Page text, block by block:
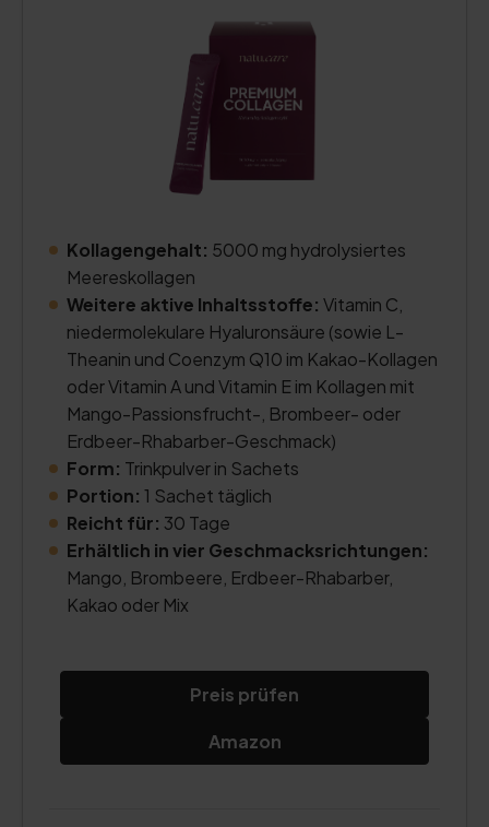
Kollagengehalt: 5000 mg hydrolysiertes
Meereskollagen
Weitere aktive Inhaltsstoffe: Vitamin C,
niedermolekulare Hyaluronsäure (sowie L-
Theanin und Coenzym Q10 im Kakao-Kollagen
oder Vitamin A und Vitamin E im Kollagen mit
Mango-Passionsfrucht-, Brombeer- oder
Erdbeer-Rhabarber-Geschmack)
Form: Trinkpulver in Sachets
Portion: 1 Sachet täglich
Reicht für: 30 Tage
Erhältlich in vier Geschmacksrichtungen:
Mango, Brombeere, Erdbeer-Rhabarber,
Kakao oder Mix
Preis prüfen
Amazon